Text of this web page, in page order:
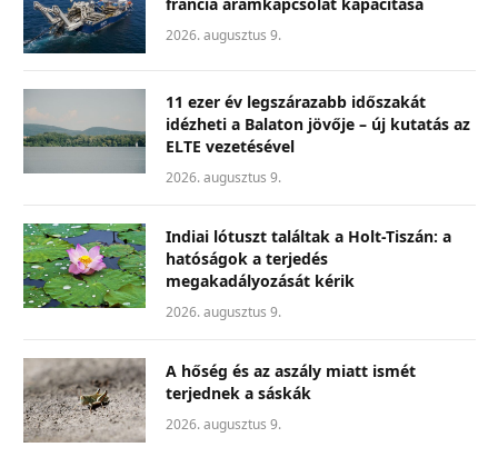
2026. augusztus 9.
11 ezer év legszárazabb időszakát
idézheti a Balaton jövője – új kutatás az
ELTE vezetésével
2026. augusztus 9.
Indiai lótuszt találtak a Holt-Tiszán: a
hatóságok a terjedés
megakadályozását kérik
2026. augusztus 9.
A hőség és az aszály miatt ismét
terjednek a sáskák
2026. augusztus 9.